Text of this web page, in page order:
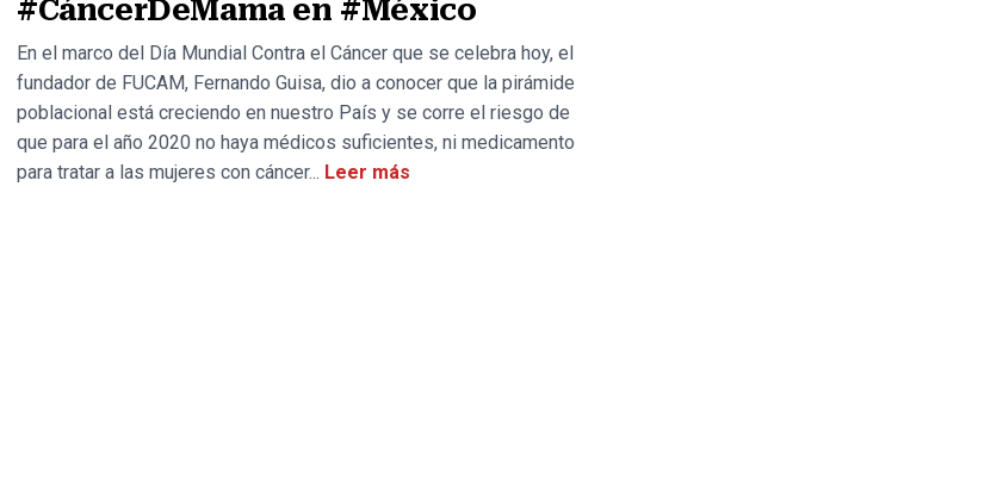
#CáncerDeMama en #México
En el marco del Día Mundial Contra el Cáncer que se celebra hoy, el
fundador de FUCAM, Fernando Guisa, dio a conocer que la pirámide
poblacional está creciendo en nuestro País y se corre el riesgo de
que para el año 2020 no haya médicos suficientes, ni medicamento
para tratar a las mujeres con cáncer... Leer más